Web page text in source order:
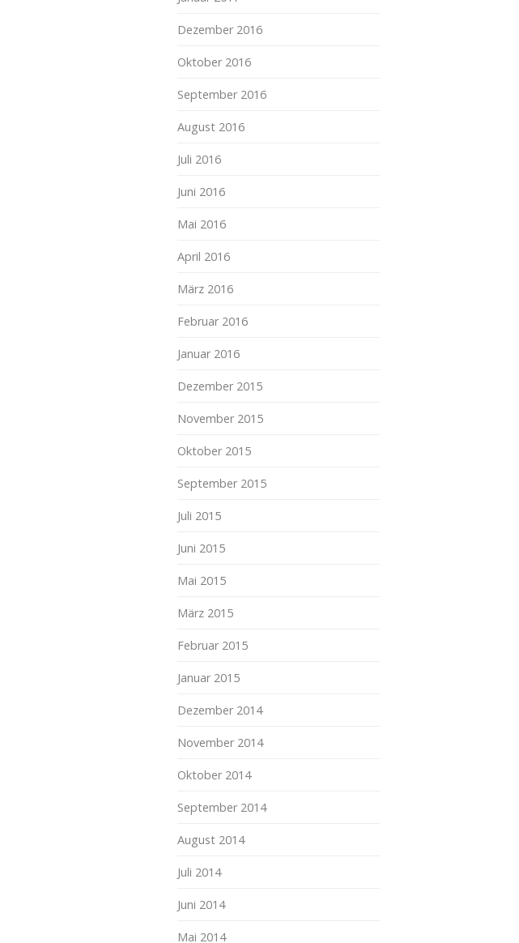
Dezember 2016
Oktober 2016
September 2016
August 2016
Juli 2016
Juni 2016
Mai 2016
April 2016
März 2016
Februar 2016
Januar 2016
Dezember 2015
November 2015
Oktober 2015
September 2015
Juli 2015
Juni 2015
Mai 2015
März 2015
Februar 2015
Januar 2015
Dezember 2014
November 2014
Oktober 2014
September 2014
August 2014
Juli 2014
Juni 2014
Mai 2014